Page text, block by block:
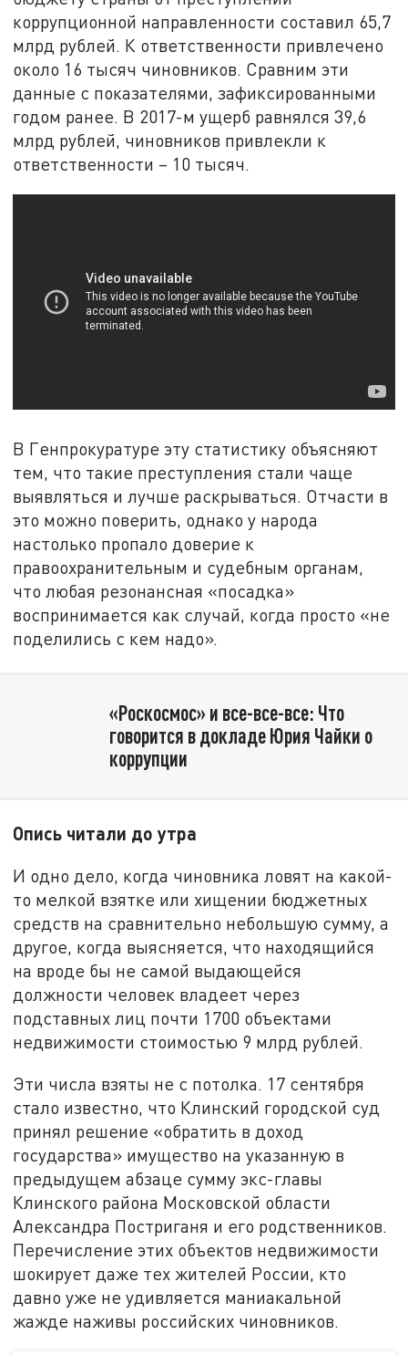
коррупционной направленности составил 65,7
млрд рублей. К ответственности привлечено
около 16 тысяч чиновников. Сравним эти
данные с показателями, зафиксированными
годом ранее. В 2017-м ущерб равнялся 39,6
млрд рублей, чиновников привлекли к
ответственности – 10 тысяч.
В Генпрокуратуре эту статистику объясняют
тем, что такие преступления стали чаще
выявляться и лучше раскрываться. Отчасти в
это можно поверить, однако у народа
настолько пропало доверие к
правоохранительным и судебным органам,
что любая резонансная «посадка»
воспринимается как случай, когда просто «не
поделились с кем надо».
«Роскосмос» и все-все-все: Что
говорится в докладе Юрия Чайки о
коррупции
Опись читали до утра
И одно дело, когда чиновника ловят на какой-
то мелкой взятке или хищении бюджетных
средств на сравнительно небольшую сумму, а
другое, когда выясняется, что находящийся
на вроде бы не самой выдающейся
должности человек владеет через
подставных лиц почти 1700 объектами
недвижимости стоимостью 9 млрд рублей.
Эти числа взяты не с потолка. 17 сентября
стало известно, что Клинский городской суд
принял решение «обратить в доход
государства» имущество на указанную в
предыдущем абзаце сумму экс-главы
Клинского района Московской области
Александра Постриганя и его родственников.
Перечисление этих объектов недвижимости
шокирует даже тех жителей России, кто
давно уже не удивляется маниакальной
жажде наживы российских чиновников.